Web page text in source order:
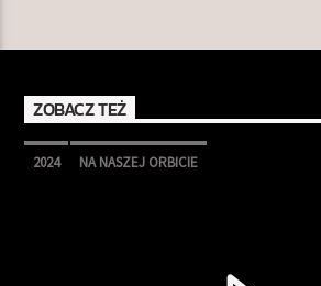
ZOBACZ TEŻ
2024 NA NASZEJ ORBICIE